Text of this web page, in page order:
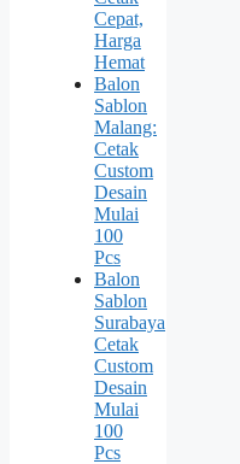
Cepat,
Harga
Hemat
Balon
Sablon
Malang:
Cetak
Custom
Desain
Mulai
100
Pcs
Balon
Sablon
Surabaya
Cetak
Custom
Desain
Mulai
100
Pcs